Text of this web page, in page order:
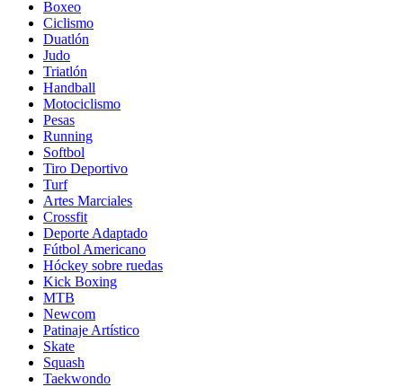
Boxeo
Ciclismo
Duatlón
Judo
Triatlón
Handball
Motociclismo
Pesas
Running
Softbol
Tiro Deportivo
Turf
Artes Marciales
Crossfit
Deporte Adaptado
Fútbol Americano
Hóckey sobre ruedas
Kick Boxing
MTB
Newcom
Patinaje Artístico
Skate
Squash
Taekwondo